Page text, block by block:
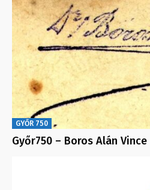
GYŐR 750
Győr750 – Boros Alán Vince